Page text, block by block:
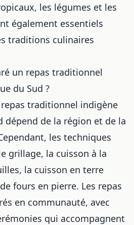
les légumes et les
également essentiels
traditions culinaires
un repas traditionnel
du Sud ?
repas traditionnel indigène
dépend de la région et de la
les techniques
grillage, la cuisson à la
la cuisson en terre
fours en pierre. Les repas
en communauté, avec
qui accompagnent